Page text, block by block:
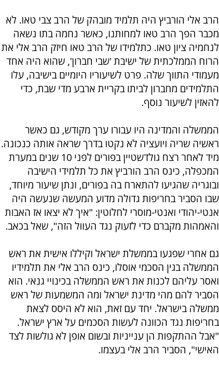
הרב אלי הורביץ היה תלמיד מובהק של הרב צבי טאו. לא
מכבר הפך הרב טאו למחותנו, כאשר נחמה בתו נשאה
לנחמיה ציון טאו. כתלמידו של הרב טאו חיזק הרב אלי את
הרוח הממלכתית של ישיבת 'שבי חברון', שהוא היה אחד
מעמודי התווך שלה. פרט לשיעוריו היומיים בישיבה, עלו
התלמידים מחברון לביתו בקריית ארבע מדי שבת, כדי
להאזין לשיעור נוסף.
הממשלה והמדינה היו עבורו ערך מקודש, גם כאשר
ראשיה שריה ויועציה לא נקטו בדרך שראה אותה כנכונה.
מיד לאחר רצח גולדשטיין בפורים לפני 10 שנים במערת
המכפלה, כינס הרב הורביץ את כל תלמידי הישיבה
ובוגריה שהגיעו להתארח בה בפורים, ונתן שיעור מיוחד,
שבו הסביר בחריפות גדולה מדוע המעשה שנעשה היה
אנטי-יהודי ואנטי-מוסרי לחלוטין: "איך לא יצאו אז האבות
והאמהות מקברם כדי לזעוק נגד העוול הזה", שאל בכאב.
גם אחרי שפגעו בממשלת ישראל וקיללו אישית את ראש
הממשלה בגין הסכמי אוסלו, כינס הרב אלי את תלמידיו
ואסר עליהם לכנות את ראש הממשלה בכינויי גנאי. הוא
הסביר להם מהי מדינת ישראל ומה המשמעות של ראש
ממשלה בישראל. יחד עם זאת, הוא לא היסס לצאת
בחריפות נגד הכוונה לעשות הסכמים על ארץ ישראל.
"אבל ההתקפות הן ענייניות ובשום אופן לא גולשות לצד
האישי", הסביר הרב אלי בעצמו.